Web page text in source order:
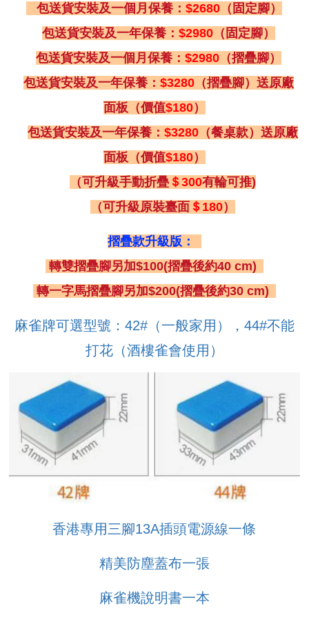
包送貨安裝及一個月保養：$2680 （固定腳）
包送貨安裝及一年保養： $2980（固定腳）
包送貨安裝及一個月保養： $2980（摺疊腳）
包送貨安裝及一年保養： $3280（摺疊腳）送原廠
面板（價值$180）
包送貨安裝及一年保養： $3280（餐桌款）送原廠
面板（價值$180）
（可升級手動折疊＄300有輪可推)
（可升級原裝臺面＄180）
摺疊款升級版：
轉雙摺疊腳另加$100(摺疊後約40 cm)
轉一字馬摺疊腳另加$200(摺疊後約30 cm)
麻雀牌可選型號：42#（一般家用），44#不能
打花（酒樓雀會使用）
香港專用三腳13A插頭電源線一條
精美防塵蓋布一張
麻雀機說明書一本